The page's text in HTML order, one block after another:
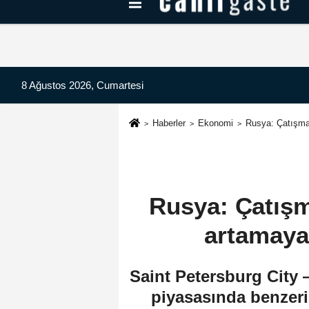
Kayseri Haberleri Can Radyo Dinle
8 Ağustos 2026, Cumartesi
Haberler Ekonomi Rusya:
Rusya:
Saint Petersburg City
piyasasında